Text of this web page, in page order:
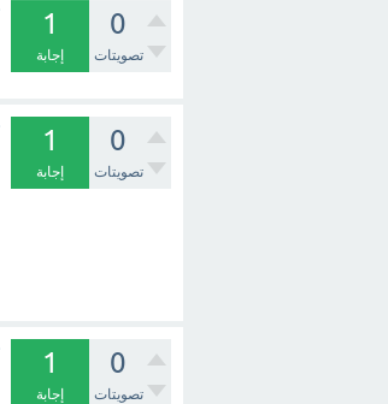
0
تصويتات
1
إجابة
0
تصويتات
1
إجابة
0
تصويتات
1
إجابة